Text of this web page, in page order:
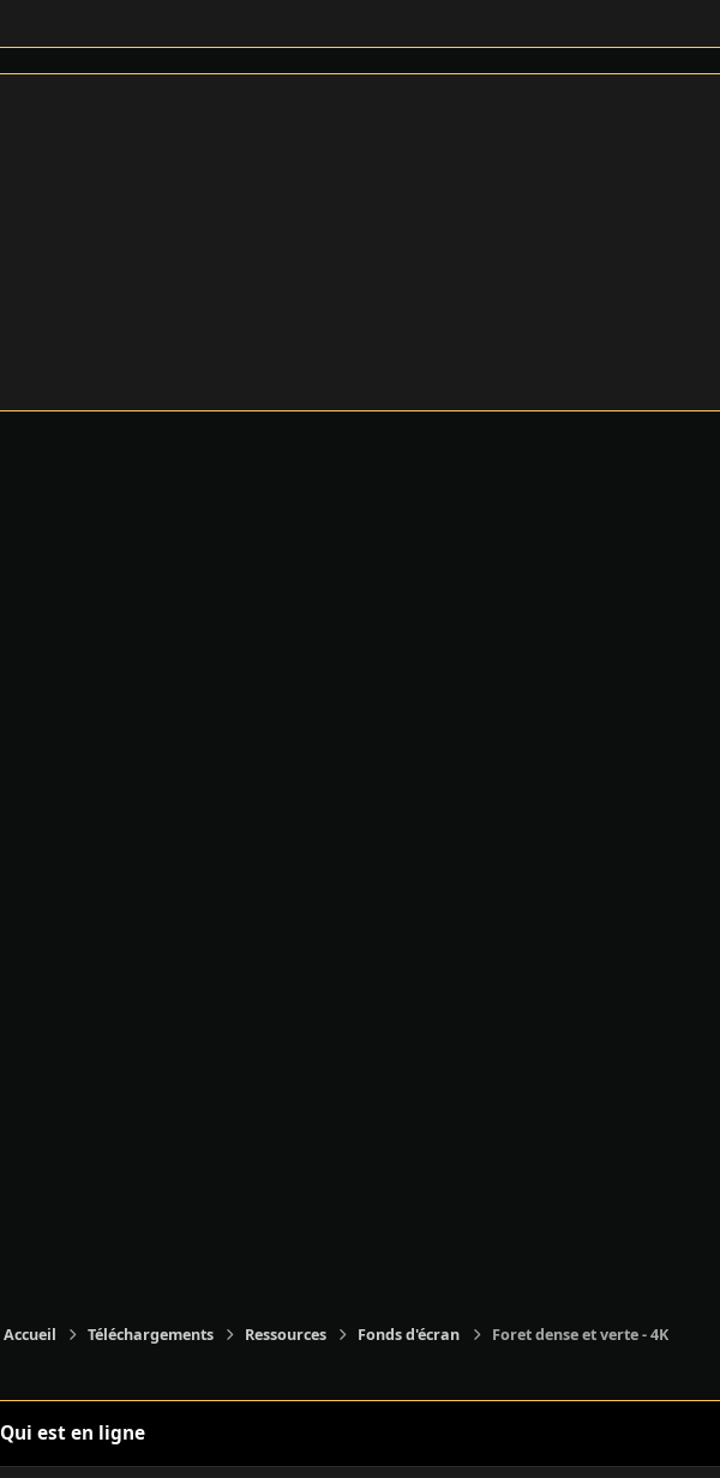
Accueil Téléchargements Ressources Fonds d'écran Foret dense et verte - 4K
Qui est en ligne